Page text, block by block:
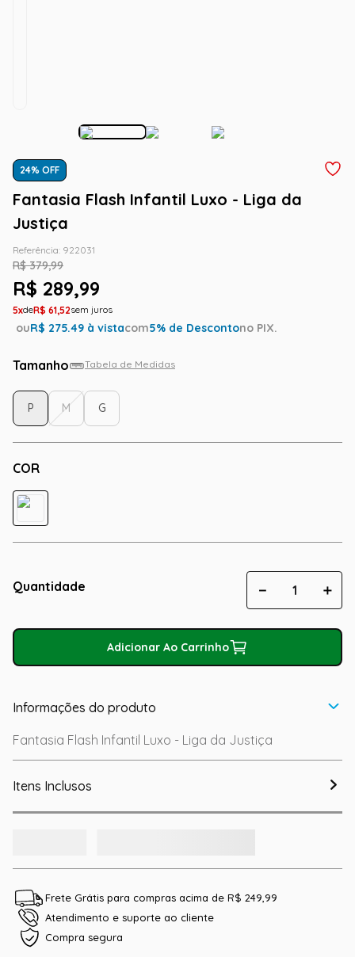
24% OFF
Fantasia Flash Infantil Luxo - Liga da
Justiça
Referência: 922031
R$ 379,99
R$ 289,99
5 R$ 61,52
ouR$ 275.49 à vistacom5% de Descontono PIX.
Tamanho Tabela de Medidas
COR
P M G
Quantidade ＋
－
Adicionar Ao Carrinho
Informações do produto
Fantasia Flash Infantil Luxo - Liga da Justiça
Itens Inclusos
Frete Grátis para compras acima de R$ 249,99
Atendimento e suporte ao cliente
Compra segura